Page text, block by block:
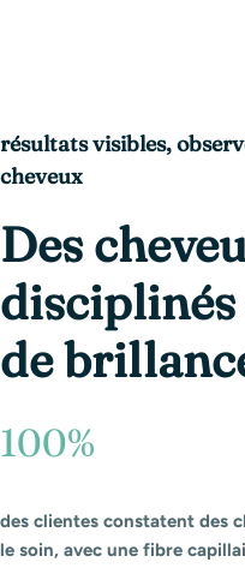
résultats visibles,
cheveux
Des
de
100%
des clientes constatent des
le soin, avec une fibre